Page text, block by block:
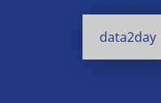
data2day